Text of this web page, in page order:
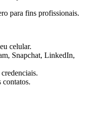
para fins profissionais.
celular.
Snapchat, LinkedIn,
contatos.